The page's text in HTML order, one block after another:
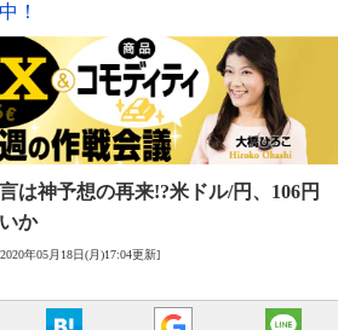
！
は神予想の再来!?米ドル/円、106円
か
年05月18日(月)17:04更新]